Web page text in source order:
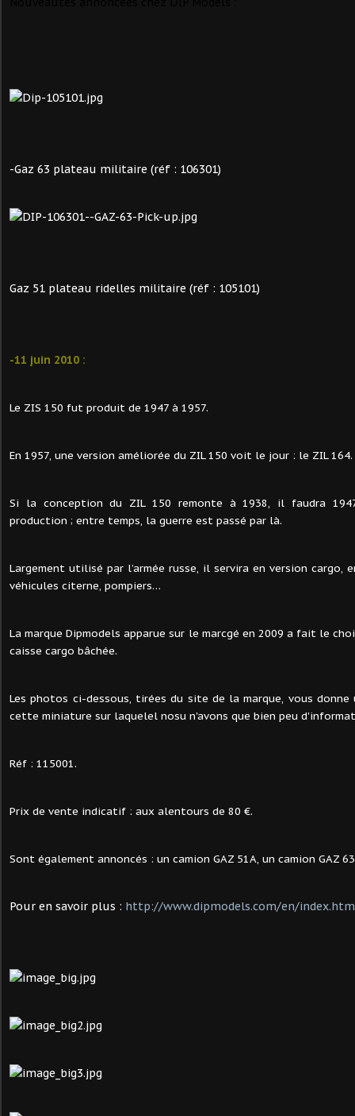
-Gaz 63 plateau militaire (réf : 106301)
Gaz 51 plateau ridelles militaire (réf : 105101)
-11 juin 2010 :
Le ZIS 150 fut produit de 1947 à 1957.
En 1957, une version améliorée du ZIL 150 voit le jour : le ZIL 164.
Si la conception du ZIL 150 remonte à 1938, il faudra
production ; entre temps, la guerre est passé par là.
Largement utilisé par l’armée russe, il servira en version cargo,
véhicules citerne, pompiers…
La marque Dipmodels apparue sur le marcgé en 2009 a fait le
caisse cargo bâchée.
Les photos ci-dessous, tirées du site de la marque, vous
cette miniature sur laquelel nosu n'avons que bien peu
Réf : 115001.
Prix de vente indicatif : aux alentours de 80 €.
Sont également annoncés : un camion GAZ 51A, un camion GAZ
Pour en savoir plus : http://www.dipmodels.com/en/